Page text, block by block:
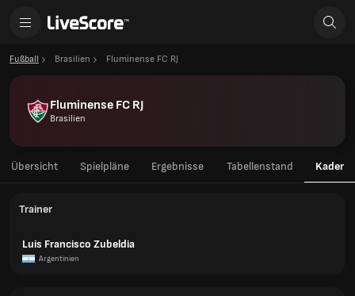
Fußball Brasilien Fluminense FC RJ
Fluminense FC RJ
Brasilien
Übersicht Spielpläne Ergebnisse Tabellenstand Kader
Trainer
Luis Francisco Zubeldia
Argentinien